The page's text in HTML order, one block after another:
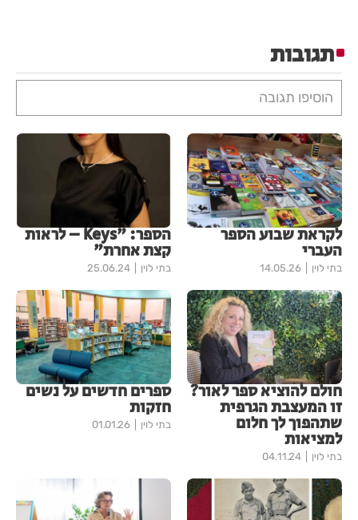
תגובות
הוסיפו תגובה
לקראת שבוע הספר
העברי
בתי לוין 14.05.26
הספר: "Keys – לראות
קצת אחרת"
בתי לוין 25.06.24
חולם להוציא ספר לאור?
זו המעצבת הגרפית
שתהפוך לך חלום
למציאות
בתי לוין 04.11.24
ספרים חדשים על נשים
חזקות
בתי לוין 01.01.26